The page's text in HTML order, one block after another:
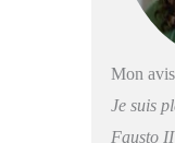
Mon
Je suis
Fausto II